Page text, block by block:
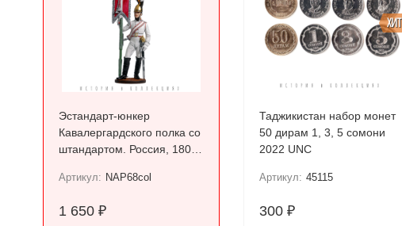
Эстандарт-юнкер
Кавалергардского полка со
штандартом. Россия, 1805-
солдатик
Артикул: NAP68col
1 650 ₽
ХИТ
Таджикистан набор монет
50 дирам 1, 3, 5 сомони
2022 UNC
Артикул: 45115
300 ₽